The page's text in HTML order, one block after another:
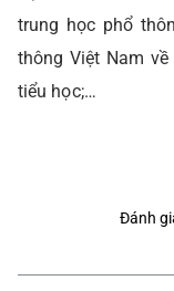
trung học phổ
thông Việt Nam
tiểu học;…
Đánh